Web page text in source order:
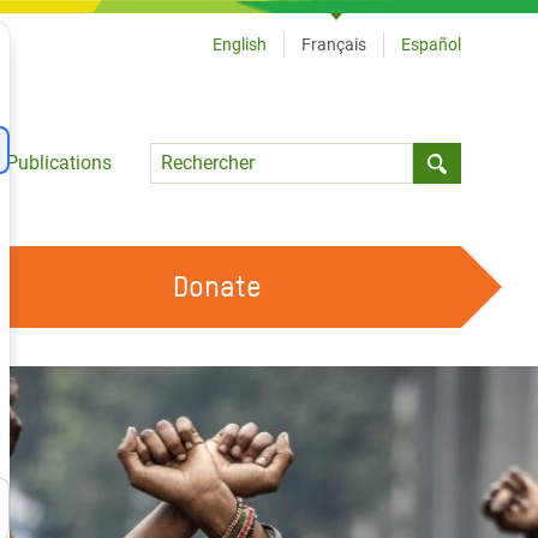
Publications
Language
English Français Español
OUR FEMINIST PRINCIPLES
TRAVAILLER AVEC NOUS
DEVENIR BÉNÉVOLE
Donate